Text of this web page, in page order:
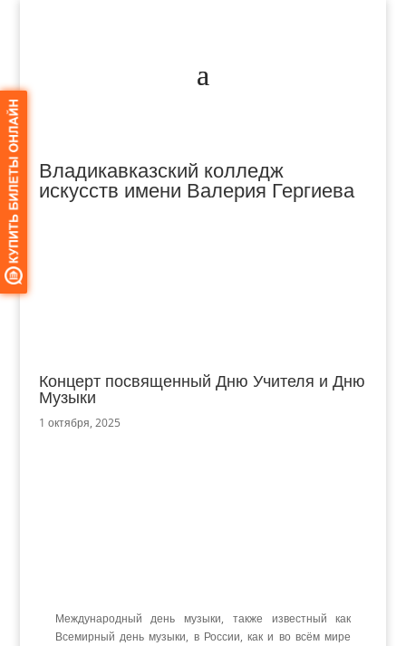
Владикавказский колледж
искусств имени Валерия Гергиева
Концерт посвященный Дню Учителя и Дню
Музыки
1 октября, 2025
Международный день музыки, также известный как
Всемирный день музыки, в России, как и во всём мире